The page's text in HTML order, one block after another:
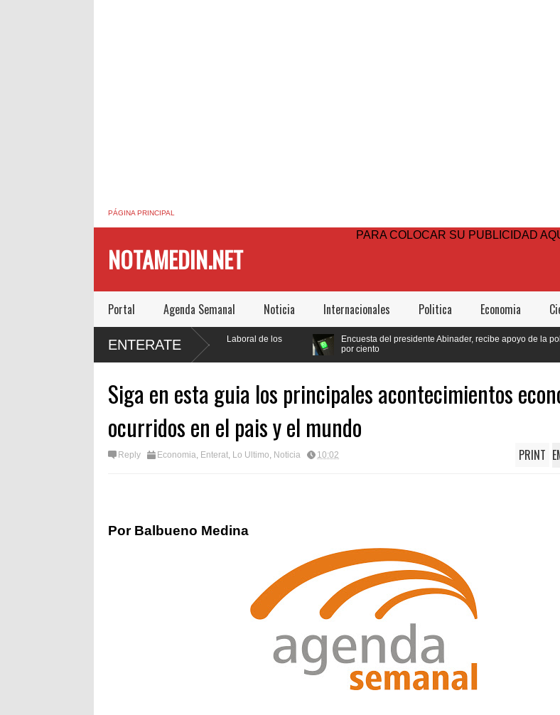
PÁGINA PRINCIPAL
NOTAMEDIN.NET
PARA COLOCAR SU PUBLICIDAD
Portal Agenda Semanal Noticia Internacionales Politica Economia
ENTERATE
al promulgar Ley de Protección Laboral de los
Encuesta del presidente Abinader, recibe apoyo de la población a la reforma
Siga en esta guia los principales acontecimientos
ocurridos en el pais y el mundo
Reply Economia, Enterat, Lo Ultimo, Noticia 10:02 PRINT
Por Balbueno Medina